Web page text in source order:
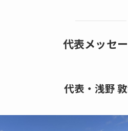
代表メッセ
代表・浅野